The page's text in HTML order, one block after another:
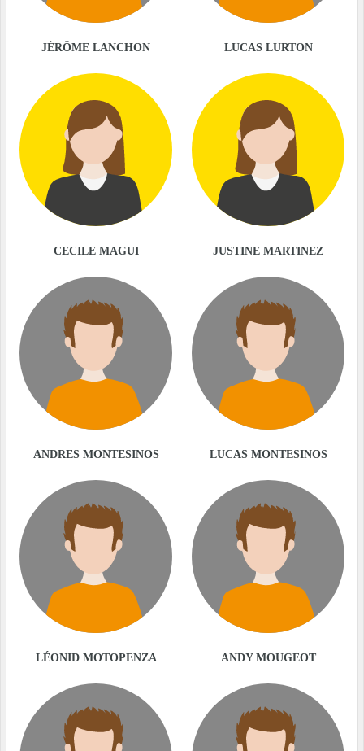
JÉRÔME LANCHON LUCAS LURTON
CECILE MAGUI JUSTINE MARTINEZ
ANDRES MONTESINOS LUCAS MONTESINOS
LÉONID MOTOPENZA ANDY MOUGEOT